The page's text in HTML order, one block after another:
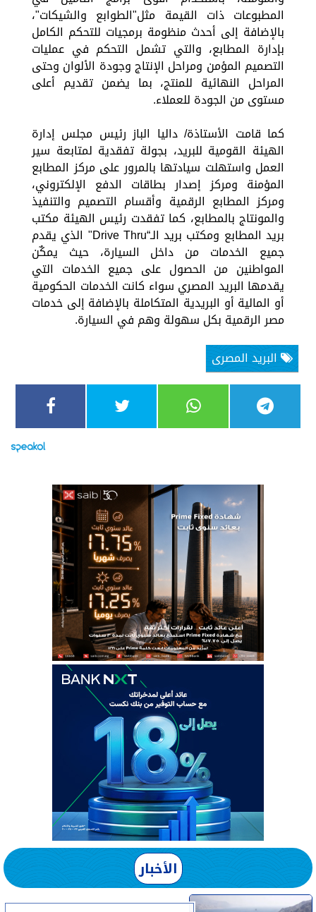
المطبوعات ذات القيمة مثل"الطوابع والشيكات"،
بالإضافة إلى أحدث منظومة برمجيات للتحكم الكامل
بإدارة المطابع، والتي تشمل التحكم في عمليات
التصميم المؤمن ومراحل الإنتاج وجودة الألوان وحتى
المراحل النهائية للمنتج، بما يضمن تقديم أعلى
مستوى من الجودة للعملاء.
كما قامت الأستاذة/ داليا الباز رئيس مجلس إدارة
الهيئة القومية للبريد، بجولة تفقدية لمتابعة سير
العمل واستهلت سيادتها بالمرور على مركز المطابع
المؤمنة ومركز إصدار بطاقات الدفع الإلكتروني،
ومركز المطابع الرقمية وأقسام التصميم والتنفيذ
والمونتاج بالمطابع، كما تفقدت رئيس الهيئة مكتب
بريد المطابع ومكتب بريد الـ“Drive Thru" الذي يقدم
جميع الخدمات من داخل السيارة، حيث يمكٌن
المواطنين من الحصول على جميع الخدمات التي
يقدمها البريد المصري سواء كانت الخدمات الحكومية
أو المالية أو البريدية المتكاملة بالإضافة إلى خدمات
مصر الرقمية بكل سهولة وهم في السيارة.
البريد المصرى
الأخبار